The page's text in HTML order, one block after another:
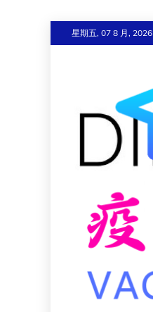
至
星期五, 07 8 月, 2026